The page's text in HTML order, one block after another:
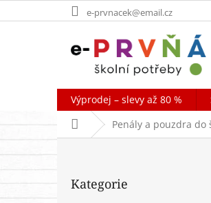
na
e-prvnacek@email.cz
Výprodej – slevy až 80 %
Domů Penály a pouzdra do
P
kategorie
Kategorie